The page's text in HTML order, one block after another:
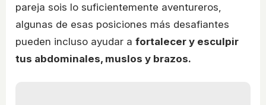
pareja sois lo suficientemente aventureros,
algunas de esas posiciones más desafiantes
pueden incluso ayudar a fortalecer y esculpir
tus abdominales, muslos y brazos.